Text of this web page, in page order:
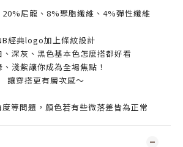
尼龍、8%聚脂纖維、4%彈性纖維
經典logo加上條紋設計
、深灰、黑色基本色怎麼搭都好看
、淺紫讓你成為全場焦點！
讓穿搭更有層次感～
等問題，顏色若有些微落差皆為正常